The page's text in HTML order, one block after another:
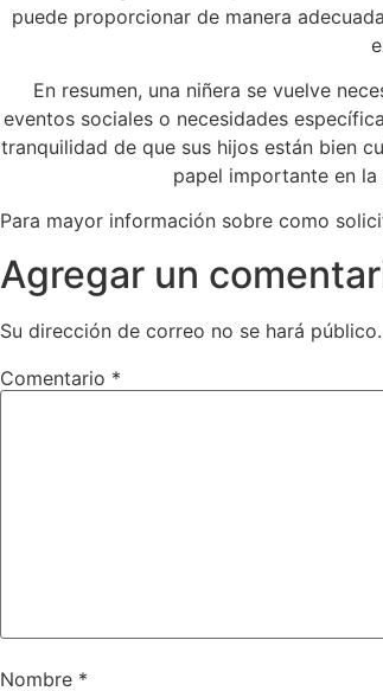
puede proporcionar de manera
En resumen, una niñera se vuelve
eventos sociales o necesidades
tranquilidad de que sus hijos están bien
papel importante en
Para mayor información sobre como
Agregar un
Su dirección de correo no se hará público.
Comentario *
Nombre *